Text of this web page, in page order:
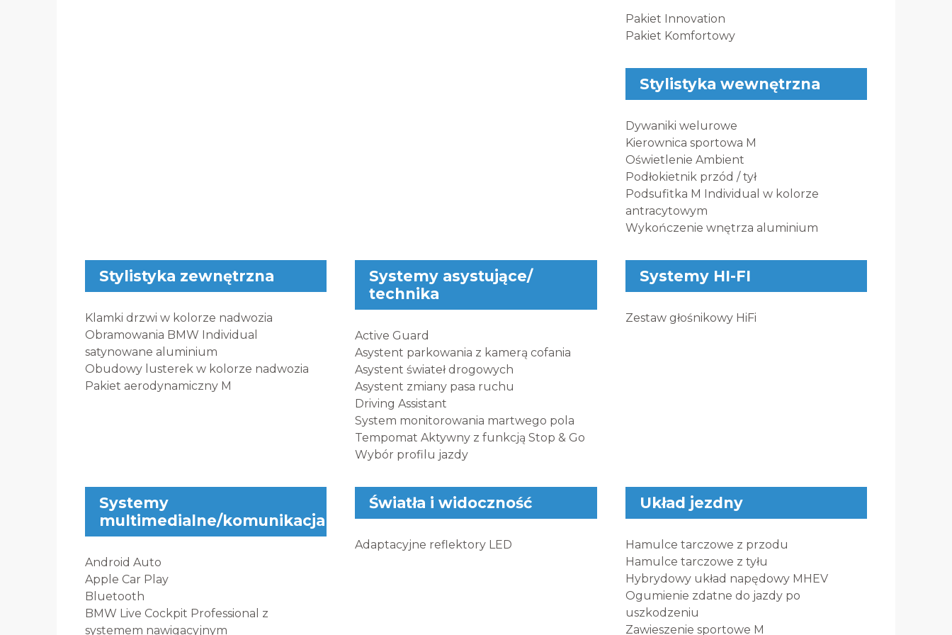
Pakiet Innovation
Pakiet Komfortowy
Stylistyka wewnętrzna
Dywaniki welurowe
Kierownica sportowa M
Oświetlenie Ambient
Podłokietnik przód / tył
Podsufitka M Individual w kolorze
antracytowym
Wykończenie wnętrza aluminium
Stylistyka zewnętrzna
Klamki drzwi w kolorze nadwozia
Obramowania BMW Individual
satynowane aluminium
Obudowy lusterek w kolorze nadwozia
Pakiet aerodynamiczny M
Systemy asystujące/
technika
Active Guard
Asystent parkowania z kamerą cofania
Asystent świateł drogowych
Asystent zmiany pasa ruchu
Driving Assistant
System monitorowania martwego pola
Tempomat Aktywny z funkcją Stop & Go
Wybór profilu jazdy
Systemy HI-FI
Zestaw głośnikowy HiFi
Systemy
multimedialne/komunikacja
Android Auto
Apple Car Play
Bluetooth
BMW Live Cockpit Professional z
systemem nawigacyjnym
Światła i widoczność
Adaptacyjne reflektory LED
Układ jezdny
Hamulce tarczowe z przodu
Hamulce tarczowe z tyłu
Hybrydowy układ napędowy MHEV
Ogumienie zdatne do jazdy po
uszkodzeniu
Zawieszenie sportowe M